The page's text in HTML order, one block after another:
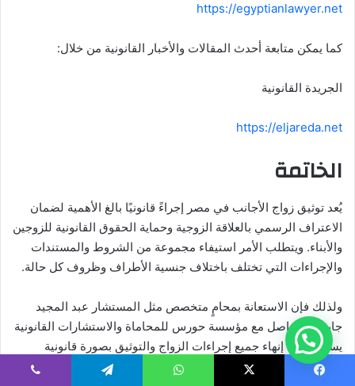
https://egyptianlawyer.net
كما يمكن متابعة أحدث المقالات والأخبار القانونية من خلال:
الجريدة القانونية
https://eljareda.net
الخاتمة
يُعد توثيق زواج الأجانب في مصر إجراءً قانونيًا بالغ الأهمية لضمان
الاعتراف الرسمي بالعلاقة الزوجية وحماية الحقوق القانونية للزوجين
والأبناء. ويتطلب الأمر استيفاء مجموعة من الشروط والمستندات
والإجراءات التي تختلف باختلاف جنسية الأطراف وظروف كل حالة.
ولذلك فإن الاستعانة بمحامٍ متخصص مثل المستشار عبد المجيد
جابر أو التواصل مع مؤسسة حورس للمحاماة والاستشارات القانونية
يساعد على إنهاء جميع إجراءات الزواج والتوثيق بصورة قانونية
سليمة وسريعة، مع ضمان الاعتراف بالعقد داخل مصر وخارجها